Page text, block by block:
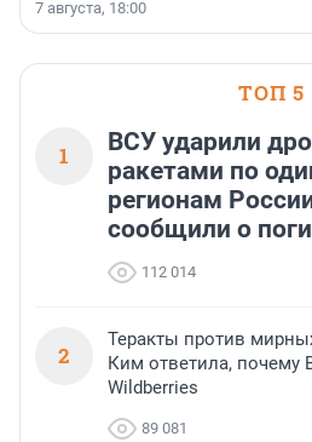
7 августа, 18:00
ТОП 5
1
ВСУ ударили
ракетами по
регионам
сообщили о
112 014
2
Теракты против
Ким ответила, почему
Wildberries
89 081